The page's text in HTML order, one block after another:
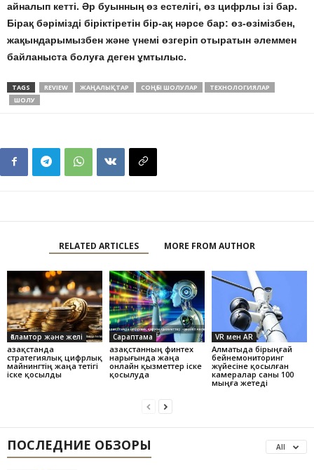
айналып кетті. Әр буынның өз естелігі, өз цифрлы ізі бар.
Бірақ бәрімізді біріктіретін бір-ақ нәрсе бар: өз-өзімізбен,
жақындарымызбен және үнемі өзгеріп отыратын әлеммен
байланыста болуға деген ұмтылыс.
TAGS REVIEW ЖАҢАЛЫҚТАР СОҢҒЫ ШОЛУЛАР
ТЕХНОЛОГИЯЛАР
ШОЛУ
RELATED ARTICLES MORE FROM AUTHOR
Ғаламтор және желі
Қазақстанда
стратегиялық цифрлық
майнингтің жаңа тетігі
іске қосылды
Сараптама
Қазақстанның финтех
нарығында жаңа
онлайн қызметтер іске
қосылуда
VR мен AR
Алматыда бірыңғай
бейнемониторинг
жүйесіне қосылған
камералар саны 100
мыңға жетеді
ПОСЛЕДНИЕ ОБЗОРЫ All